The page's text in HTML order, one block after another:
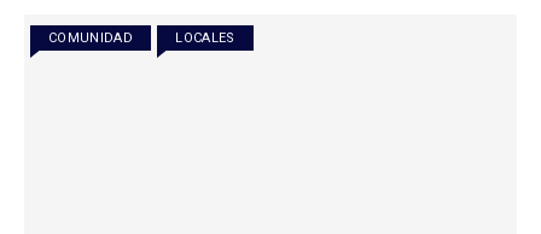
o
k
p
p
COMUNIDAD LOCALES